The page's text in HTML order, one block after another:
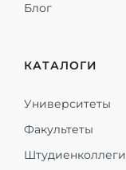
Блог
КАТАЛОГИ
Университеты
Факультеты
Штудиенколлеги